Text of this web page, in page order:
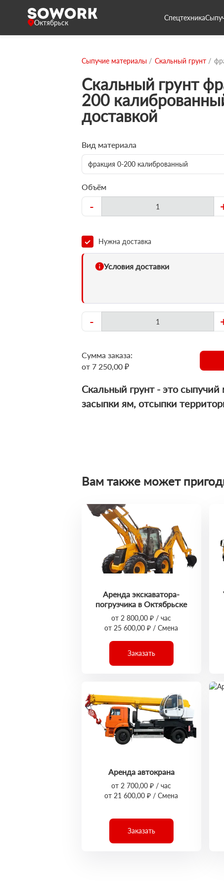
Октябрьск
Спецтехника
Сыпучие материалы Скальный грунт
Скальный грунт
200
доставкой
Вид материала
фракция 0-200 калиброванный
Объём
-
Нужна доставка
Условия доставки
-
Сумма заказа:
от 7 250,00 ₽
Скальный грунт - это
засыпки ям, отсыпки
Вам также может
Аренда экскаватора-
погрузчика в Октябрьске
от 2 800,00 ₽ / час
от 25 600,00 ₽ / Смена
Заказать
Аренда автокрана
от 2 700,00 ₽ / час
от 21 600,00 ₽ / Смена
Заказать